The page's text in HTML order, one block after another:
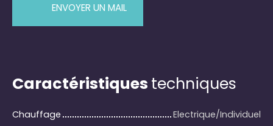
ENVOYER UN MAIL
Caractéristiques techniques
Chauffage
Electrique/Individuel